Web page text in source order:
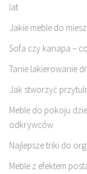
lat
Jakie meble do
Sofa czy kanapa –
Tanie lakierowanie
Jak stworzyć
Meble do pokoju
odkrywców
Najlepsze triki do
Meble z efektem